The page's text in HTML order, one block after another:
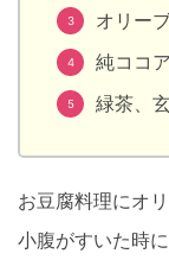
オリー
純ココ
緑茶、
お豆腐料理にオ
小腹がすいた時